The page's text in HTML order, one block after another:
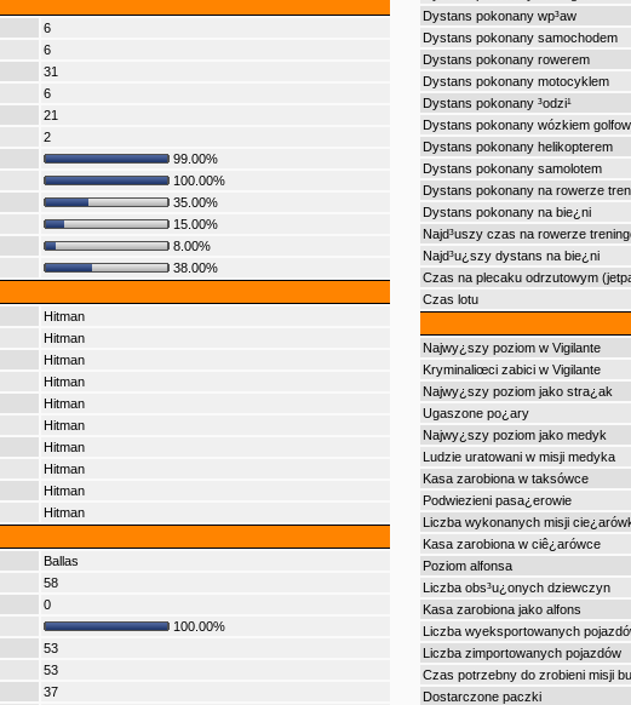
6
6
31
6
21
2
99.00%
100.00%
35.00%
15.00%
8.00%
38.00%
Hitman
Hitman
Hitman
Hitman
Hitman
Hitman
Hitman
Hitman
Hitman
Hitman
Ballas
58
0
100.00%
53
53
37
Dystans pokonany wp³aw
Dystans pokonany samochodem
Dystans pokonany rowerem
Dystans pokonany motocyklem
Dystans pokonany ³odzi¹
Dystans pokonany wózkiem
Dystans pokonany helikopterem
Dystans pokonany samolotem
Dystans pokonany na rowerze
Dystans pokonany na bie¿ni
Najd³uszy czas na rowerze
Najd³u¿szy dystans na bie¿ni
Czas na plecaku odrzutowym
Czas lotu
Najwy¿szy poziom w Vigilante
Kryminaliœci zabici w Vigilante
Najwy¿szy poziom jako stra¿ak
Ugaszone po¿ary
Najwy¿szy poziom jako medyk
Ludzie uratowani w misji medyka
Kasa zarobiona w taksówce
Podwiezieni pasa¿erowie
Liczba wykonanych misji
Kasa zarobiona w ciê¿arówce
Poziom alfonsa
Liczba obs³u¿onych dziewczyn
Kasa zarobiona jako alfons
Liczba wyeksportowanych
Liczba zimportowanych pojazdów
Czas potrzebny do zrobieni misji
Dostarczone paczki